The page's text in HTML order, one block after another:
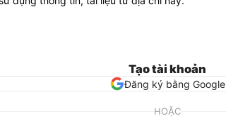
Tạo tài khoản
Đăng ký bằng Google
HOẶC